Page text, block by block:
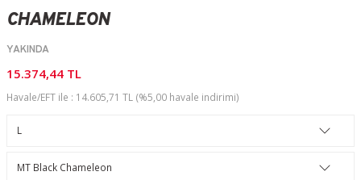
CHAMELEON
YAKINDA
15.374,44 TL
Havale/EFT ile : 14.605,71 TL (%5,00 havale indirimi)